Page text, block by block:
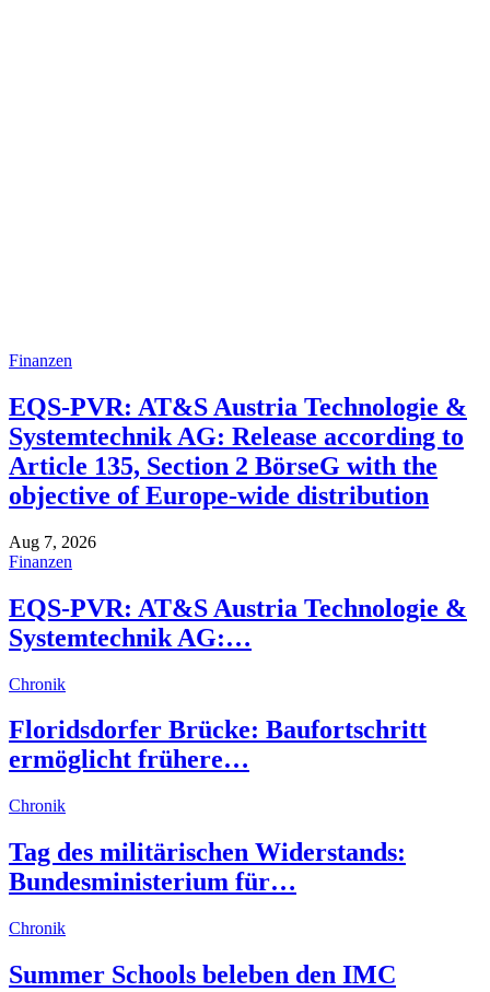
Finanzen
EQS-PVR: AT&S Austria Technologie &
Systemtechnik AG: Release according to
Article 135, Section 2 BörseG with the
objective of Europe-wide distribution
Aug 7, 2026
Finanzen
EQS-PVR: AT&S Austria Technologie &
Systemtechnik AG:…
Chronik
Floridsdorfer Brücke: Baufortschritt
ermöglicht frühere…
Chronik
Tag des militärischen Widerstands:
Bundesministerium für…
Chronik
Summer Schools beleben den IMC